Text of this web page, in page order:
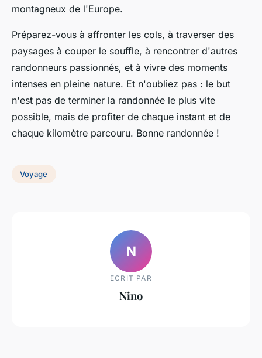
montagneux de l'Europe.
Préparez-vous à affronter les cols, à traverser des
paysages à couper le souffle, à rencontrer d'autres
randonneurs passionnés, et à vivre des moments
intenses en pleine nature. Et n'oubliez pas : le but
n'est pas de terminer la randonnée le plus vite
possible, mais de profiter de chaque instant et de
chaque kilomètre parcouru. Bonne randonnée !
Voyage
N
ECRIT PAR
Nino